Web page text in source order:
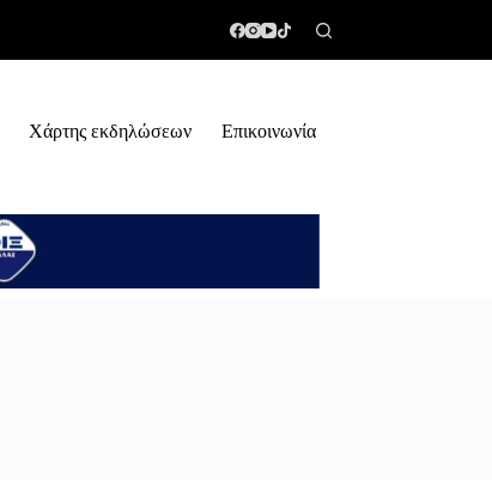
Χάρτης εκδηλώσεων Επικοινωνία